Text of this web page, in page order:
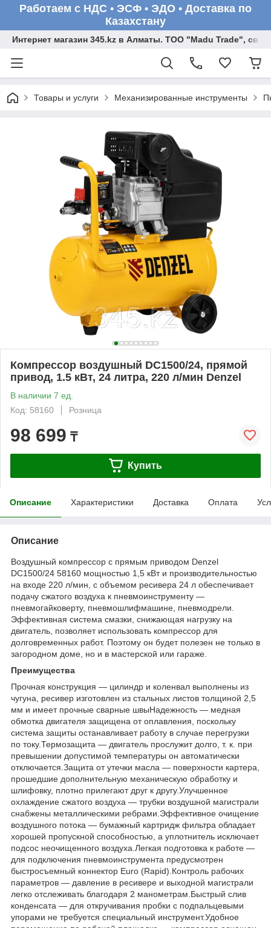
Работаем с НДС • ЭСФ • ЭДО • Доставка по
Казахстану
Интернет магазин 345.kz в Алматы. ТОО "Madu Trade",
Товары и услуги Механизированные инструменты
Компрессор воздушный DC1500/24, прямой
привод, 1.5 кВт, 24 литра, 220 л/мин Denzel
В наличии 7 ед.
Код: 58160
Розница
98 699 ₸
Купить
Описание Характеристики Доставка Оплата
Описание
Воздушный компрессор с прямым приводом Denzel
DC1500/24 58160 мощностью 1,5 кВт и производительностью
на входе 220 л/мин, с объемом ресивера 24 л обеспечивает
подачу сжатого воздуха к пневмоинструменту —
пневмогайковерту, пневмошлифмашине, пневмодрели.
Эффективная система смазки, снижающая нагрузку на
двигатель, позволяет использовать компрессор для
долговременных работ. Поэтому он будет полезен не только в
загородном доме, но и в мастерской или гараже.
Преимущества
Прочная конструкция — цилиндр и коленвал выполнены из
чугуна, ресивер изготовлен из стальных листов толщиной 2,5
мм и имеет прочные сварные швыНадежность — медная
обмотка двигателя защищена от оплавления, поскольку
система защиты останавливает работу в случае перегрузки
по току.Термозащита — двигатель прослужит долго, т. к. при
превышении допустимой температуры он автоматически
отключается.Защита от утечки масла — поверхности картера,
прошедшие дополнительную механическую обработку и
шлифовку, плотно прилегают друг к другу.Улучшенное
охлаждение сжатого воздуха — трубки воздушной магистрали
снабжены металлическими ребрами.Эффективное очищение
воздушного потока — бумажный картридж фильтра обладает
хорошей пропускной способностью, а уплотнитель исключает
подсос неочищенного воздуха.Легкая подготовка к работе —
для подключения пневмоинструмента предусмотрен
быстросъемный коннектор Euro (Rapid).Контроль рабочих
параметров — давление в ресивере и выходной магистрали
легко отслеживать благодаря 2 манометрам.Быстрый слив
конденсата — для откручивания пробки с подпальцевыми
упорами не требуется специальный инструмент.Удобное